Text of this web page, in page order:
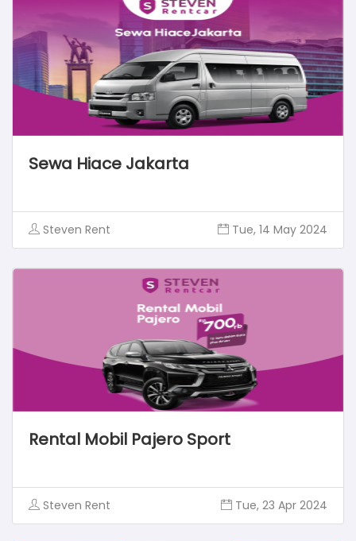
Sewa Hiace Jakarta
Steven Rent Tue, 14 May 2024
Rental Mobil Pajero Sport
Steven Rent Tue, 23 Apr 2024